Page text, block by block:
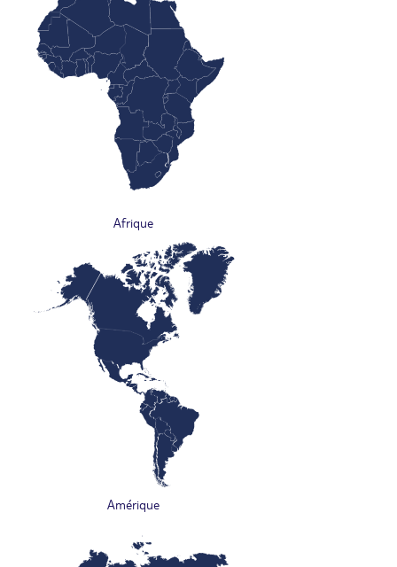
Afrique
Amérique